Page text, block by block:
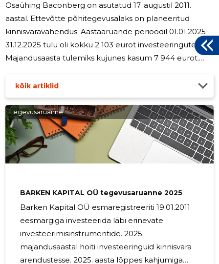
Osaühing Baconberg on asutatud 17. augustil 2011.
aastal. Ettevõtte põhitegevusalaks on planeeritud
kinnisvaravahendus. Aastaaruande perioodil 01.01.2025-
31.12.2025 tulu oli kokku 2 103 eurot investeeringutest.
Majandusaasta tulemiks kujunes kasum 7 944 eurot.
liikmele aruandeperioodil tasu ei makstud. Juhatuse
liikmele lepingu lõpetamise korral hüvitist ei maksta.
Kõik tööd teostati juhatuse liikme enda poolt või osteti
sisse lepingulistelt partneritelt. 2026. majandusaastal ei
ole ette näha muudatusi juhatuse ega ka osanike
koosseisus.
kõik artiklid
Tegevusaruanne
BARKEN KAPITAL OÜ tegevusaruanne 2025
Barken Kapital OÜ esmaregistreeriti 19.01.2011
eesmärgiga investeerida läbi erinevate
investeerimisinstrumentide. 2025.
majandusaastal hoiti investeeringuid kinnisvara
arendustesse. 2025. aasta lõppes kahjumiga